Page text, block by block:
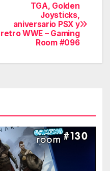
TGA, Golden
Joysticks,
aniversario PSX y
retro WWE – Gaming
Room #096